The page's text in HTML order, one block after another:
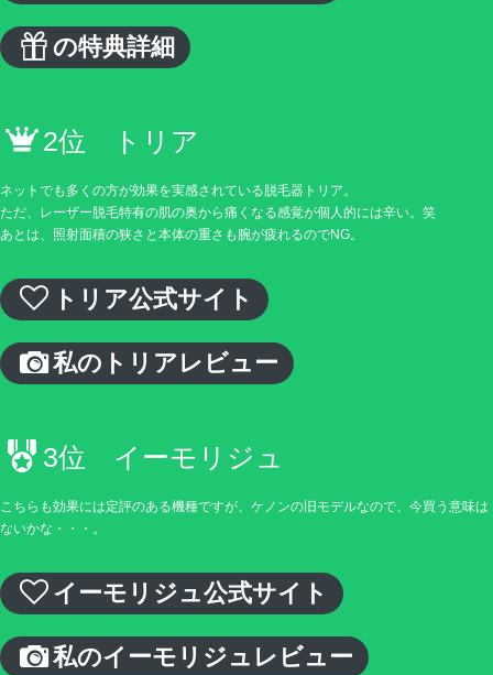
の特典詳細
2位 トリア
ネットでも多くの方が効果を実感されている脱毛器トリア。
ただ、レーザー脱毛特有の肌の奥から痛くなる感覚が個人的には辛い。笑
あとは、照射面積の狭さと本体の重さも腕が疲れるのでNG。
トリア公式サイト
私のトリアレビュー
3位 イーモリジュ
こちらも効果には定評のある機種ですが、ケノンの旧モデルなので、今買う意味は
ないかな・・・。
イーモリジュ公式サイト
私のイーモリジュレビュー